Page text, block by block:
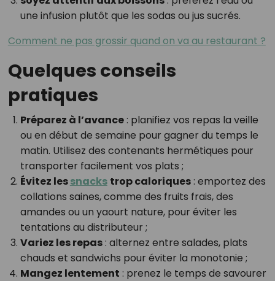
une infusion plutôt que les sodas ou jus sucrés.
Comment ne pas grossir quand on va au restaurant ?
Quelques conseils
pratiques
Préparez à l’avance: planifiez vos repas la veille
ou en début de semaine pour gagner du temps le
matin. Utilisez des contenants hermétiques pour
transporter facilement vos plats ;
Évitez lessnacks trop caloriques: emportez des
collations saines, comme des fruits frais, des
amandes ou un yaourt nature, pour éviter les
tentations au distributeur ;
Variez les repas: alternez entre salades, plats
chauds et sandwichs pour éviter la monotonie ;
Mangez lentement : prenez le temps de savourer